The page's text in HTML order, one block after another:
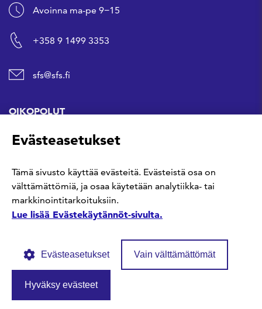
Avoinna ma-pe 9−15
+358 9 1499 3353
sfs@sfs.fi
OIKOPOLUT
Hanki standardi
Kommentoi tekeillä olevia standardeja
© SFS ry Tietosuojaseloste
Evästeasetukset
Tämä sivusto käyttää evästeitä. Evästeistä osa on
välttämättömiä, ja osaa käytetään analytiikka- tai
markkinointitarkoituksiin.
Lue lisää Evästekäytännöt-sivulta.
Evästeasetukset Vain välttämättömät
Hyväksy evästeet